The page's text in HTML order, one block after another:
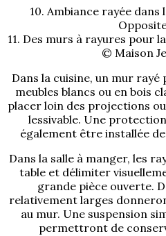
10. Ambiance rayée
11. Des murs à rayures pour
© Maison
Dans la cuisine, un mur
meubles blancs ou en bois
placer loin des projections
lessivable. Une
également être installée
Dans la salle à manger, les
table et délimiter
grande pièce ouverte.
relativement larges
au mur. Une suspension
permettront de